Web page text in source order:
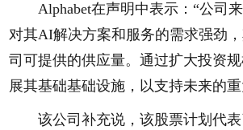
Alphabet在声明中表示：“公司
对其AI解决方案和服务的需求强劲
司可提供的供应量。通过扩大投资
展其基础基础设施，以支持未来的
该公司补充说，该股票计划代表